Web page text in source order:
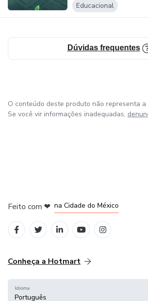
Educacional
Dúvidas frequentes
O conteúdo deste produto não representa
Se você vir informações inadequadas,
Feito com ❤ na Cidade do México
Conheça a Hotmart
Idioma
Português